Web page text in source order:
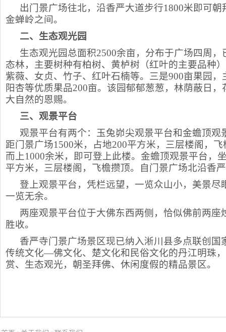
出门景广场往北，沿香严大道步行1800米即可
金蝉岭之间。
二、生态观光园
生态观光园总面积2500余亩，分布于广场四周
态林，主要树种有柏树、黄栌树（红叶的主要品种
紫薇、女贞、竹子、红叶石楠等。三是900亩果园
阳杏等优质果品200亩。该园郁郁葱葱，林荫蔽日
大自然的恩赐。
三、 观景平台
观景平台有两个：玉兔峁尖观景平台和金蟾顶
距门景广场1500米，占地200平方米，三层楼阁，
而上1000余米，即可登上此楼。金蟾顶观景平台，
平方米，三层楼阁，飞檐攒顶。自门景广场北沿香
登上观景平台，凭栏远望，一览众山小，美景
一览无余。
两座观景平台位于大佛东西两侧，恰似佛前两
胜收。
香严寺门景广场景区现已纳入淅川县多点联创
传统文化—佛文化、楚文化和民俗文化的丹江明珠
赏、生态观光，朝圣拜佛、休闲度假的精品景区。